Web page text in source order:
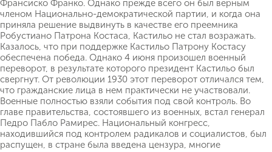
Франсиско Франко. Однако прежде всего он был верным
членом Национально-демократической партии, и когда она
приняла решение выдвинуть в качестве его преемника
Робустиано Патрона Костаса, Кастильо не стал возражать.
Казалось, что при поддержке Кастильо Патрону Костасу
обеспечена победа. Однако 4 июня произошел военный
переворот, в результате которого президент Кастильо был
свергнут. От революции 1930 этот переворот отличался тем,
что гражданские лица в нем практически не участвовали.
Военные полностью взяли события под свой контроль. Во
главе правительства, состоявшего из военных, встал генерал
Педро Пабло Рамирес. Национальный конгресс,
находившийся под контролем радикалов и социалистов, был
распущен, в стране была введена цензура, многие